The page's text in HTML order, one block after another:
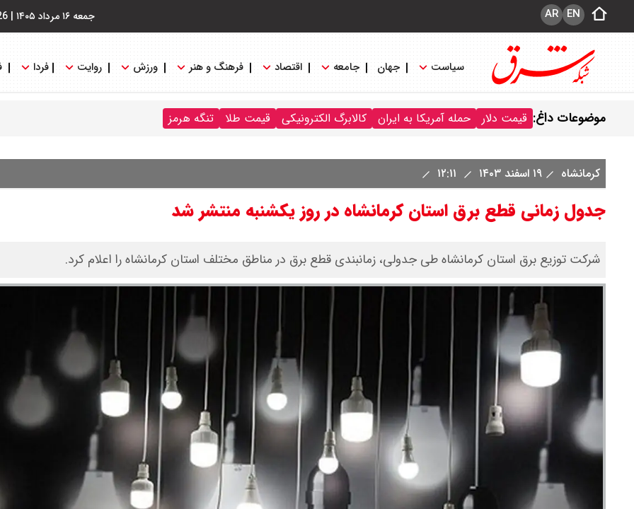
جمعه ۱۶ مرداد ۱۴۰۵ | EN
AR
سیاست جهان جامعه اقتصاد فرهنگ و هنر ورزش روایت فردا
موضوعات داغ: قیمت دلار حمله آمریکا به ایران کالابرگ الکترونیکی قیمت طلا تنگه هرمز
کرمانشاه ۱۹ اسفند ۱۴۰۳
جدول زمانی قطع برق استان کرمانشاه در روز یکشنبه منتشر شد
شرکت توزیع برق استان کرمانشاه طی جدولی، زمانبندی قطع برق در مناطق مختلف استان کرمانشاه را اعلام کرد.